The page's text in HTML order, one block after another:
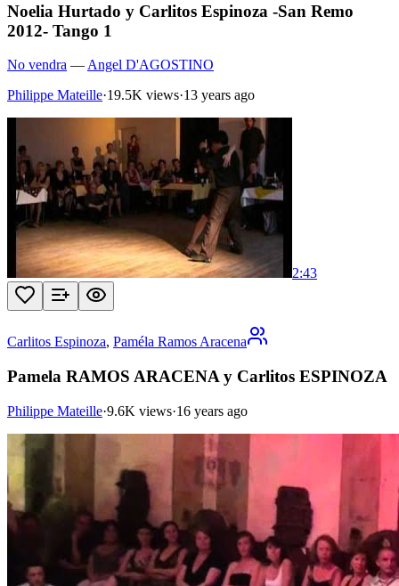
Noelia Hurtado y Carlitos Espinoza -San Remo
2012- Tango 1
No vendra —Angel D'AGOSTINO
Philippe Mateille·19.5K views·13 years ago
2:43
Carlitos Espinoza, Paméla Ramos Aracena
Pamela RAMOS ARACENA y Carlitos ESPINOZA
Philippe Mateille·9.6K views·16 years ago